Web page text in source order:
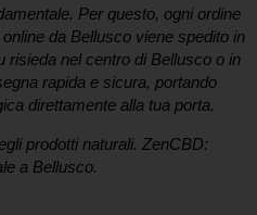
Per questo, ogni ordine
da Bellusco viene spedito in
risieda nel centro di Bellusco o in
rapida e sicura, portando
direttamente alla tua porta.
prodotti naturali. ZenCBD:
a Bellusco.